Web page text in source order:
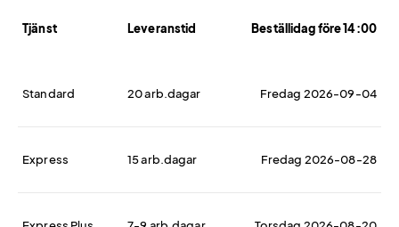
Tjänst Leveranstid Beställidag före 14:00
Standard 20 arb.dagar Fredag 2026-09-04
Express 15 arb.dagar Fredag 2026-08-28